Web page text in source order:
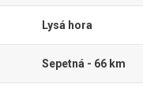
Lysá hora
Sepetná - 66 km